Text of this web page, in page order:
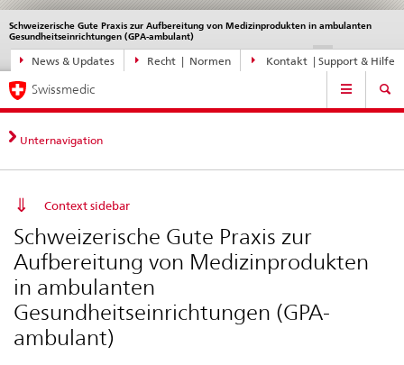
Direktnavigation
News,
Rechtsgrundlagen,
Kontakt
News & Updates Recht | Normen Kontakt | Support & Hilfe
Schweizerische Gute Praxis zur Aufbereitung von Medizinprodukten in ambulanten
Gesundheitseinrichtungen (GPA-ambulant)
Sprachwahl
DE IT EN
Service
navigation
Hauptnavigation
Swissmedic
Unternavigation
Context sidebar
Schweizerische Gute Praxis zur
Aufbereitung von Medizinprodukten
in ambulanten
Gesundheitseinrichtungen (GPA-
ambulant)